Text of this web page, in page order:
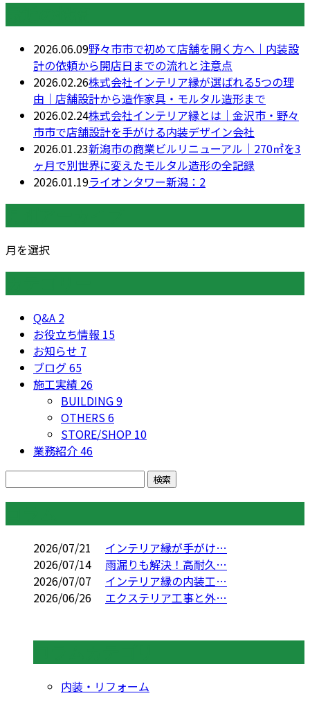
2026.06.09野々市市で初めて店舗を開く方へ｜内装設
計の依頼から開店日までの流れと注意点
2026.02.26株式会社インテリア縁が選ばれる5つの理
由｜店舗設計から造作家具・モルタル造形まで
2026.02.24株式会社インテリア縁とは｜金沢市・野々
市市で店舗設計を手がける内装デザイン会社
2026.01.23新潟市の商業ビルリニューアル｜270㎡を3
ヶ月で別世界に変えたモルタル造形の全記録
2026.01.19ライオンタワー新潟：2
月を選択
Q&A 2
お役立ち情報 15
お知らせ 7
ブログ65
施工実績 26
BUILDING9
OTHERS6
STORE/SHOP 10
業務紹介46
2026/07/21
インテリア縁が手がけ…
2026/07/14
雨漏りも解決！高耐久…
2026/07/07
インテリア縁の内装工…
2026/06/26
エクステリア工事と外…
内装・リフォーム